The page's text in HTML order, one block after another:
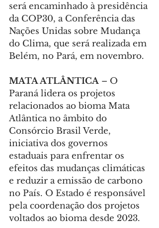
será encaminhado à presidência
da COP30, a Conferência das
Nações Unidas sobre Mudança
do Clima, que será realizada em
Belém, no Pará, em novembro.
MATA ATLÂNTICA – O
Paraná lidera os projetos
relacionados ao bioma Mata
Atlântica no âmbito do
Consórcio Brasil Verde,
iniciativa dos governos
estaduais para enfrentar os
efeitos das mudanças climáticas
e reduzir a emissão de carbono
no País. O Estado é responsável
pela coordenação dos projetos
voltados ao bioma desde 2023.